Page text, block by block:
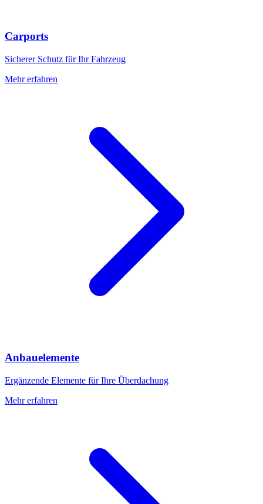
Carports
Sicherer Schutz für Ihr Fahrzeug
Mehr erfahren
Anbauelemente
Ergänzende Elemente für Ihre Überdachung
Mehr erfahren